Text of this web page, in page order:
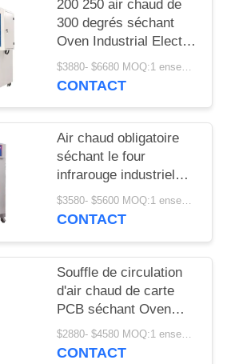
200 250 air chaud de
300 degrés séchant
Oven Industrial Electric
Circulation Heating
$3880- $6680 MOQ:1 ensemble
CONTACT
Air chaud obligatoire
séchant le four
infrarouge industriel
LIYI pour le laboratoire$3580- $5600 MOQ:1 ensemble
CONTACT
Souffle de circulation
d'air chaud de carte
PCB séchant Oven
Electric Heating Max
600C
$2880- $4580 MOQ:1 ensemble
CONTACT